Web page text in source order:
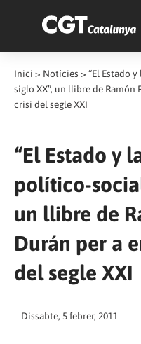
Inici > Notícies > “El Estado
siglo XX”, un llibre de
crisi del segle XXI
“El Estado y
político-
un llibre de
Durán per a
del segle XXI
Dissabte, 5 febrer, 2011